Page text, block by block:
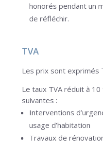
honorés pendant un
de réfléchir.
TVA
Les prix sont exprimés
Le taux TVA réduit à
suivantes :
Interventions
usage d’habitation
Travaux de